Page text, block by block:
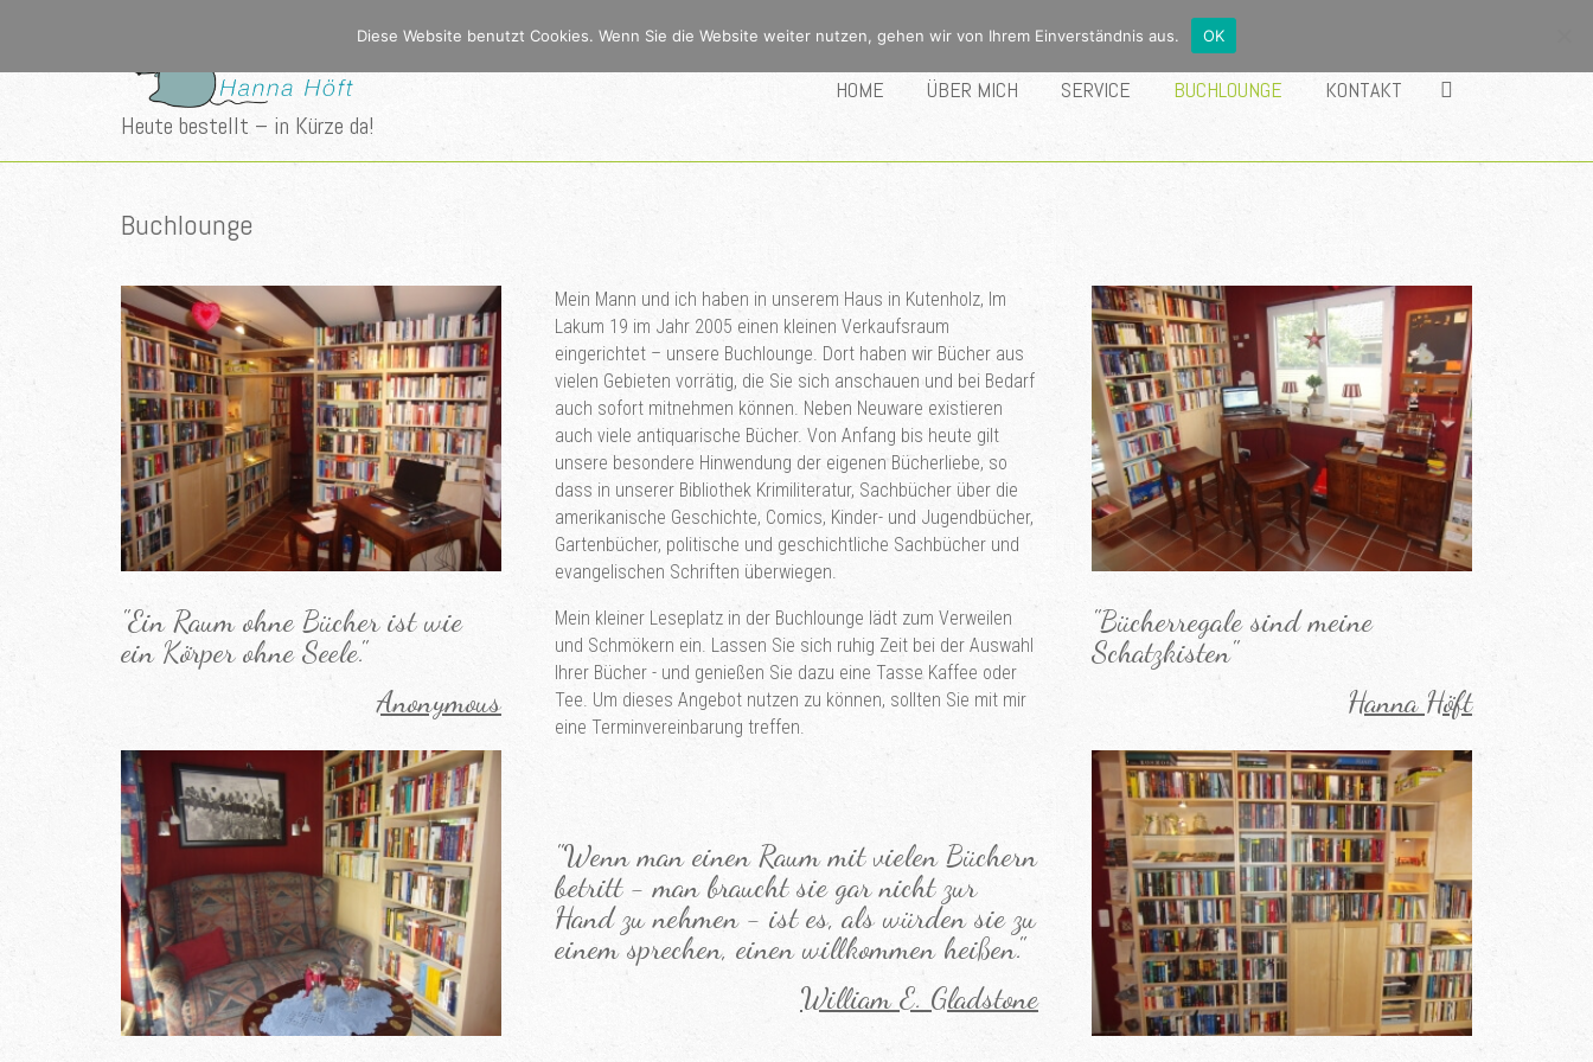
Heute bestellt – in Kürze da!
HOME ÜBER MICH SERVICE BUCHLOUNGE KONTAKT
Buchlounge
"Ein Raum ohne Bücher ist wie
ein Körper ohne Seele."
Anonymous
Mein Mann und ich haben in unserem Haus in Kutenholz, Im
Lakum 19 im Jahr 2005 einen kleinen Verkaufsraum
eingerichtet – unsere Buchlounge. Dort haben wir Bücher aus
vielen Gebieten vorrätig, die Sie sich anschauen und bei Bedarf
auch sofort mitnehmen können. Neben Neuware existieren
auch viele antiquarische Bücher. Von Anfang bis heute gilt
unsere besondere Hinwendung der eigenen Bücherliebe, so
dass in unserer Bibliothek Krimiliteratur, Sachbücher über die
amerikanische Geschichte, Comics, Kinder- und Jugendbücher,
Gartenbücher, politische und geschichtliche Sachbücher und
evangelischen Schriften überwiegen.
Mein kleiner Leseplatz in der Buchlounge lädt zum Verweilen
und Schmökern ein. Lassen Sie sich ruhig Zeit bei der Auswahl
Ihrer Bücher - und genießen Sie dazu eine Tasse Kaffee oder
Tee. Um dieses Angebot nutzen zu können, sollten Sie mit mir
eine Terminvereinbarung treffen.
"Wenn man einen Raum mit vielen Büchern
betritt - man braucht sie gar nicht zur
Hand zu nehmen - ist es, als würden sie zu
einem sprechen, einen willkommen heißen."
William E. Gladstone
"Bücherregale sind meine
Schatzkisten"
Hanna Höft
Diese Website benutzt Cookies. Wenn Sie die Website weiter nutzen, gehen wir von Ihrem Einverständnis aus. OK